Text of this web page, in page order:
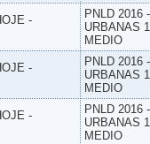
-
PNLD 2016
URBANAS
MEDIO
-
PNLD 2016
URBANAS
MEDIO
-
PNLD 2016
URBANAS
MEDIO